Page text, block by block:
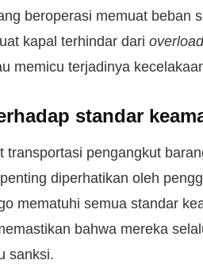
beroperasi memuat beban
kapal terhindar dari
memicu terjadinya
standar
pengangkut
diperhatikan oleh
mematuhi semua standar
bahwa mereka
sanksi.